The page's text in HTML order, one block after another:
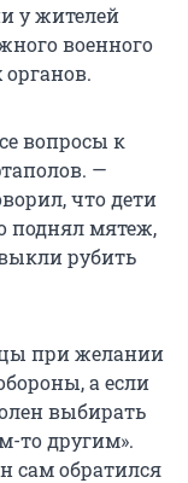
у жителей
военного
вопросы к
—
что дети
поднял мятеж,
рубить
при желании
а если
выбирать
то другим».
сам обратился